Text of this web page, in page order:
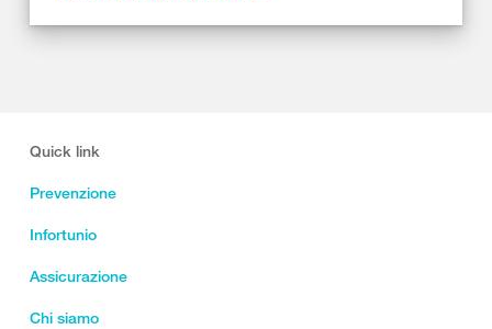
Quick link
Prevenzione
Infortunio
Assicurazione
Chi siamo